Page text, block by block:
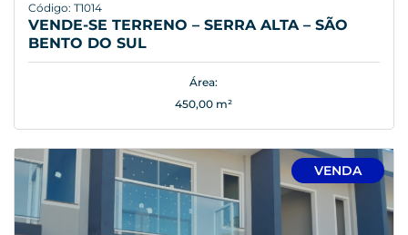
Código: T1014
VENDE-SE TERRENO – SERRA ALTA – SÃO
BENTO DO SUL
Área:
450,00 m²
VENDA